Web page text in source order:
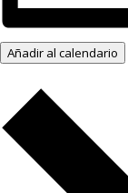
Añadir al calendario